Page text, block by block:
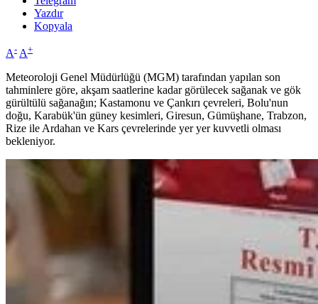
Yazdır
Kopyala
A- A+
Meteoroloji Genel Müdürlüğü (MGM) tarafından yapılan son
tahminlere göre, akşam saatlerine kadar görülecek sağanak ve gök
gürültülü sağanağın; Kastamonu ve Çankırı çevreleri, Bolu'nun
doğu, Karabük'ün güney kesimleri, Giresun, Gümüşhane, Trabzon,
Rize ile Ardahan ve Kars çevrelerinde yer yer kuvvetli olması
bekleniyor.